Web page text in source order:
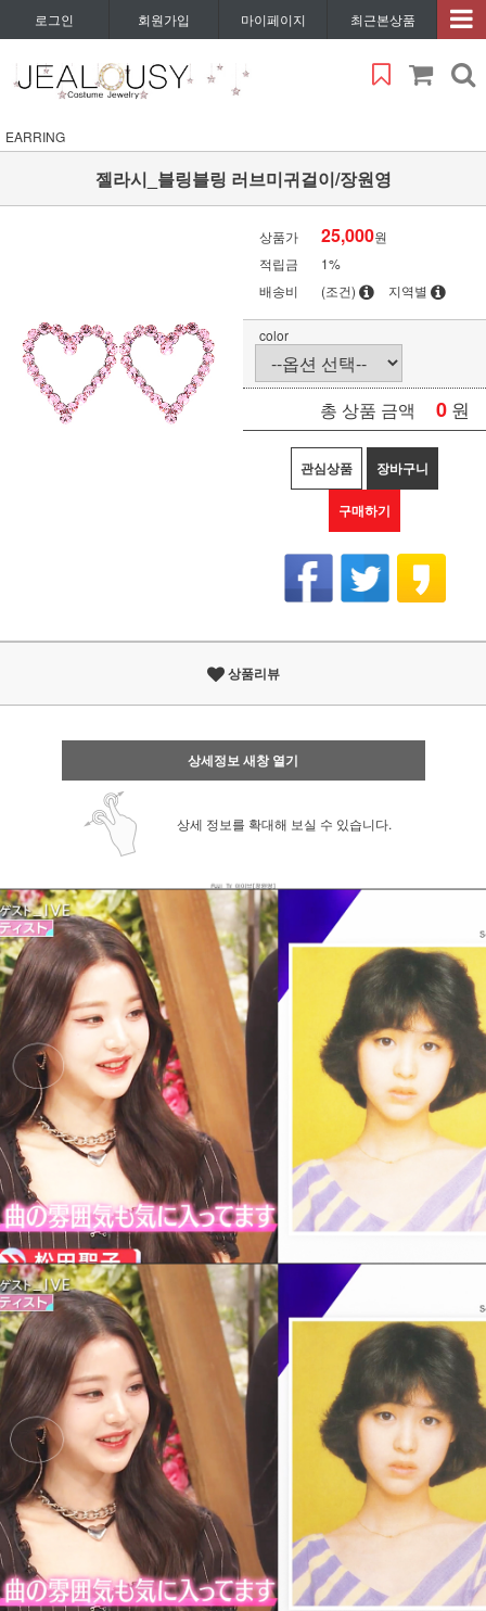
로그인 회원가입 마이페이지 최근본상품
EARRING
젤라시_블링블링 러브미귀걸이/장원영
상품가 25,000원
적립금
1%
배송비
(조건) 지역별
color
총 상품 금액 0 원
관심상품 장바구니
구매하기
상품리뷰
상세정보 새창 열기
상세 정보를 확대해 보실 수 있습니다.